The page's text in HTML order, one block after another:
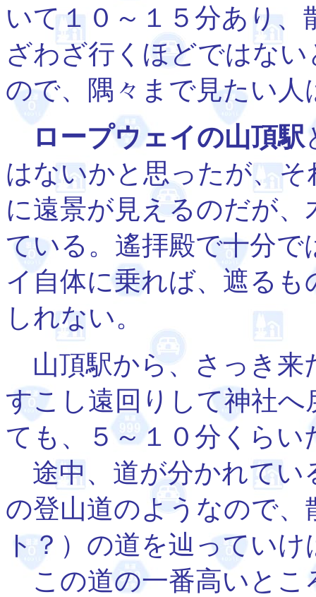
いて１０～１５分あり
ざわざ行くほどではない
ので、隅々まで見たい人
ロープウェイの山頂駅
はないかと思ったが、
に遠景が見えるのだが
ている。遙拝殿で十分
イ自体に乗れば、遮る
しれない。
山頂駅から、さっき来
すこし遠回りして神社
ても、５～１０分くらい
途中、道が分かれてい
の登山道のようなので
ト？）の道を辿ってい
この道の一番高いとこ